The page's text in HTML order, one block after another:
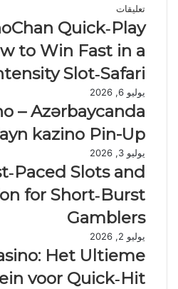
تعليقات
Quick‑Play
to Win Fast in a
Slot‑Safari
يوليو 6, 2026
– Azərbaycanda
kazino Pin-Up
يوليو 3, 2026
Slots and
for Short‑Burst
Gamblers
يوليو 2, 2026
Het Ultieme
voor Quick‑Hit